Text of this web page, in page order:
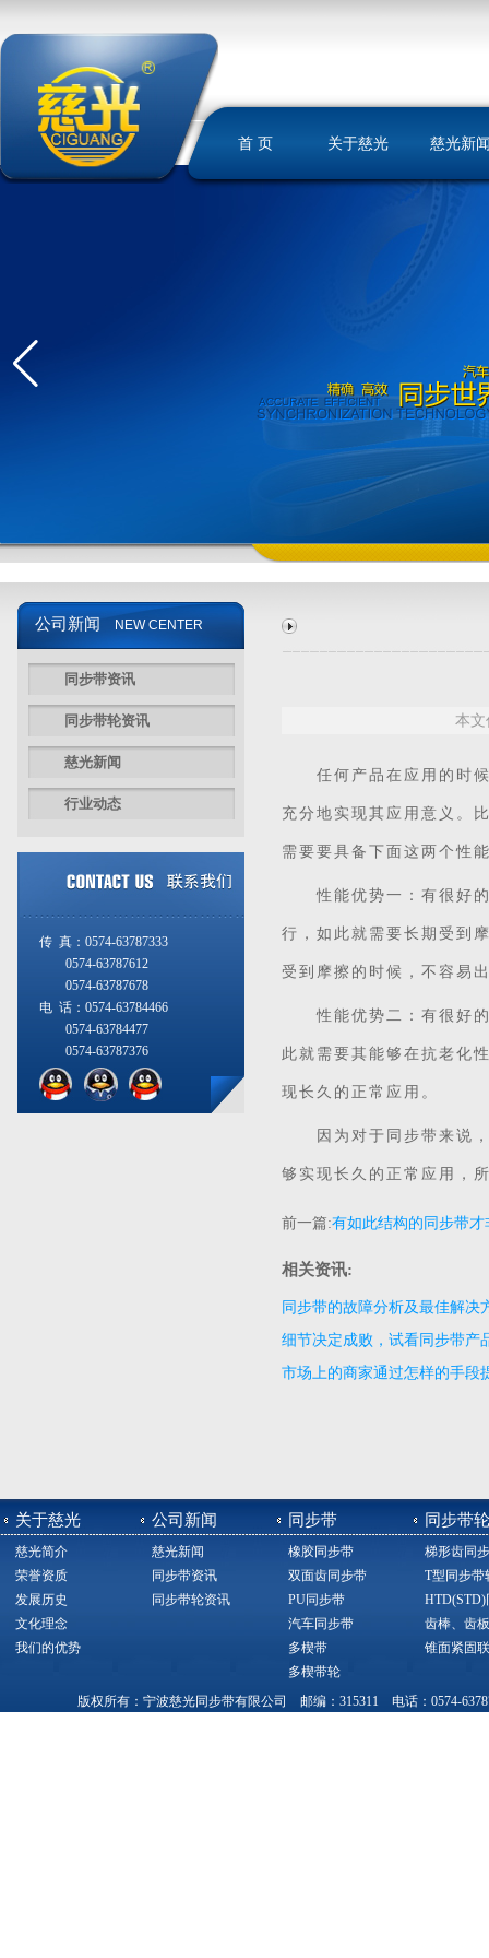
首 页 关于慈光 慈光新
公司新闻 NEW CENTER
同步带资讯
同步带轮资讯
慈光新闻
行业动态
传 真：0574-63787333
0574-63787612
0574-63787678
电 话：0574-63784466
0574-63784477
0574-63787376
本
任何产品在应用的时候
充分地实现其应用意义。
需要要具备下面这两个性
性能优势一：有很好的
行，如此就需要长期受到
受到摩擦的时候，不容易
性能优势二：有很好的
此就需要其能够在抗老化
现长久的正常应用。
因为对于同步带来说，
够实现长久的正常应用，
前一篇:有如此结构的同步带才
相关资讯:
同步带的故障分析及最佳解决
细节决定成败，试看同步带产
市场上的商家通过怎样的手段
关于慈光
慈光简介
荣誉资质
发展历史
文化理念
我们的优势
公司新闻
慈光新闻
同步带资讯
同步带轮资讯
同步带
橡胶同步带
双面齿同步带
PU同步带
汽车同步带
多楔带
多楔带轮
同步带轮
梯形齿同
T型同步带
齿棒、齿板
锥面紧固
版权所有：宁波慈光同步带有限公司 邮编：315311 电话：0574-